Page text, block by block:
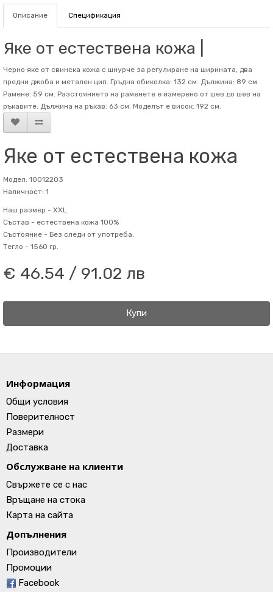
Описание Спецификация
Яке от естествена кожа |
Черно яке от свинска кожа с шнурче за регулиране на ширината, два
предни джоба и метален цип. Гръдна обиколка: 132 см. Дължина: 89 см.
Рамене: 59 см. Разстоянието на раменете е измерено от шев до шев на
ръкавите. Дължина на ръкав: 63 см. Mоделът е висок: 192 см.
Яке от естествена кожа
Модел: 10012203
Наличност: 1
Наш размер - XXL
Състав - естествена кожа 100%
Състояние - Без следи от употреба.
Тегло - 1560 гр.
€ 46.54 / 91.02 лв
Купи
Информация
Общи условия
Поверителност
Размери
Доставка
Обслужване на клиенти
Свържете се с нас
Връщане на стока
Карта на сайта
Допълнения
Производители
Промоции
Facebook